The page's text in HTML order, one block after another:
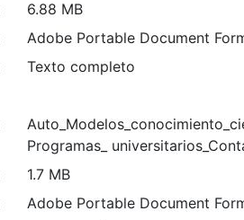
6.88 MB
Adobe Portable Document
Texto completo
Programas_
1.7 MB
Adobe Portable Document